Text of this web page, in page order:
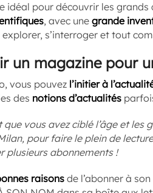
idéal pour découvrir les
, avec une grande
s’interroger et tout
un magazine pour
vous pouvez l’initier à
des notions d’actualités
que vous avez ciblé l’âge et
pour faire le plein de
plusieurs abonnements !
raisons de l’abonner à